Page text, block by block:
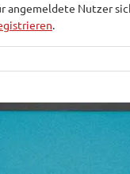
angemeldete Nutzer
.